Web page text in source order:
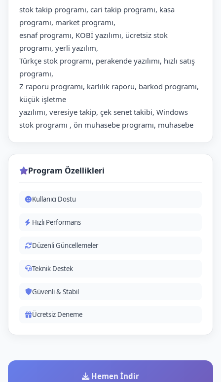
stok takip programı, cari takip programı, kasa
programı, market programı,
esnaf programı, KOBİ yazılımı, ücretsiz stok
programı, yerli yazılım,
Türkçe stok programı, perakende yazılımı, hızlı satış
programı,
Z raporu programı, karlılık raporu, barkod programı,
küçük işletme
yazılımı, veresiye takip, çek senet takibi, Windows
stok programı , ön muhasebe programı, muhasebe
Program Özellikleri
Kullanıcı Dostu
Hızlı Performans
Düzenli Güncellemeler
Teknik Destek
Güvenli & Stabil
Ücretsiz Deneme
Hemen İndir